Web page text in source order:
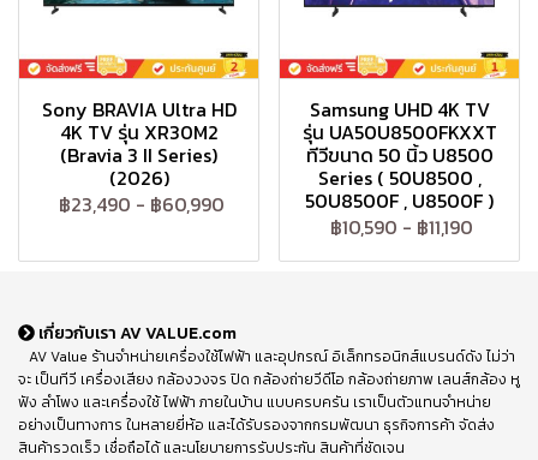
Sony BRAVIA Ultra HD
4K TV รุ่น XR30M2
(Bravia 3 II Series)
(2026)
฿23,490 - ฿60,990
Samsung UHD 4K TV
รุ่น UA50U8500FKXXT
ทีวีขนาด 50 นิ้ว U8500
Series ( 50U8500 ,
50U8500F , U8500F )
฿10,590 - ฿11,190
เกี่ยวกับเรา AV VALUE.com
AV Value ร้านจำหน่ายเครื่องใช้ไฟฟ้า และอุปกรณ์ อิเล็กทรอนิกส์แบรนด์ดัง ไม่ว่า
จะ เป็นทีวี เครื่องเสียง กล้องวงจร ปิด กล้องถ่ายวีดีโอ กล้องถ่ายภาพ เลนส์กล้อง หู
ฟัง ลำโพง และเครื่องใช้ ไฟฟ้า ภายในบ้าน แบบครบครัน เราเป็นตัวแทนจำหน่าย
อย่างเป็นทางการ ในหลายยี่ห้อ และได้รับรองจากกรมพัฒนา ธุรกิจการค้า จัดส่ง
สินค้ารวดเร็ว เชื่อถือได้ และนโยบายการรับประกัน สินค้าที่ชัดเจน